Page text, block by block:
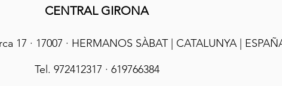
CENTRAL GIRONA
17 · 17007 · HERMANOS SÀBAT |
CATALUNYA |
Tel. 972412317 · 619766384